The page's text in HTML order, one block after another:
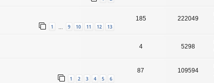
1 9 10 11 12 13
185 222049
4 5298
1 2 3 4 5 6
87 109594